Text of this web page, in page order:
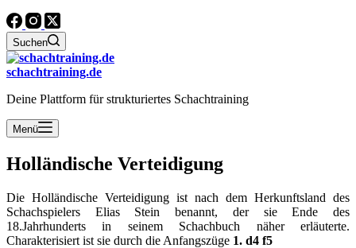
Suchen
schachtraining.de
Deine Plattform für strukturiertes Schachtraining
Menü
Holländische Verteidigung
Die Holländische Verteidigung ist nach dem Herkunftsland des
Schachspielers Elias Stein benannt, der sie Ende des
18.Jahrhunderts in seinem Schachbuch näher erläuterte.
Charakterisiert ist sie durch die Anfangszüge 1. d4 f5